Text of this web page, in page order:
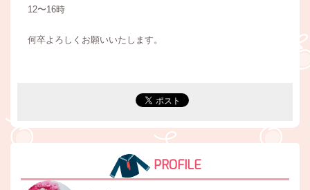
12〜16時
何卒よろしくお願いいたします。
PROFILE